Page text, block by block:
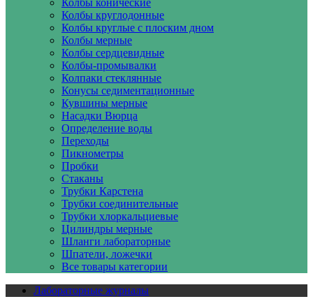
Колбы конические
Колбы круглодонные
Колбы круглые с плоским дном
Колбы мерные
Колбы сердцевидные
Колбы-промывалки
Колпаки стеклянные
Конусы седиментационные
Кувшины мерные
Насадки Вюрца
Определение воды
Переходы
Пикнометры
Пробки
Стаканы
Трубки Карстена
Трубки соединительные
Трубки хлоркальциевые
Цилиндры мерные
Шланги лабораторные
Шпатели, ложечки
Все товары категории
Лабораторные журналы